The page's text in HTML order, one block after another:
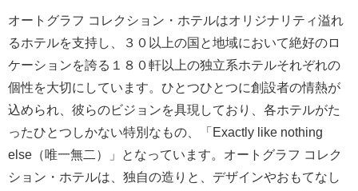
オートグラフ コレクション・ホテルはオリジナリティ溢れ
るホテルを支持し、３０以上の国と地域において絶好のロ
ケーションを誇る１８０軒以上の独立系ホテルそれぞれの
個性を大切にしています。ひとつひとつに創設者の情熱が
込められ、彼らのビジョンを具現しており、各ホテルがた
ったひとつしかない特別なもの、「Exactly like nothing
else（唯一無二）」となっています。オートグラフ コレク
ション・ホテルは、独自の造りと、デザインやおもてなし